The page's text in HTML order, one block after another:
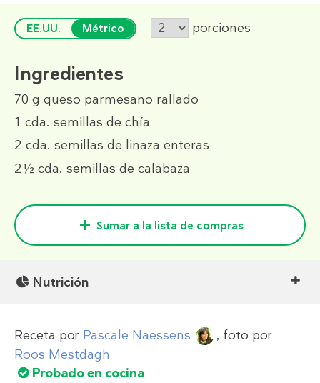
EE.UU. Métrico porciones
Ingredientes
70 g queso parmesano rallado
1 cda. semillas de chía
2 cda. semillas de linaza enteras
2½ cda. semillas de calabaza
Sumar a la lista de compras
Nutrición
Receta por Pascale Naessens
, foto por
Roos Mestdagh
Probado en cocina